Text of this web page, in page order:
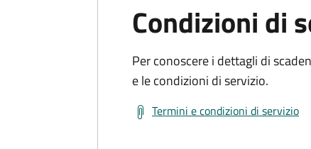
Condizioni di
Per conoscere i dettagli di
e le condizioni di servizio.
Termini e condizioni di servizio